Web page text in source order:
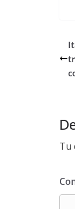
Tu